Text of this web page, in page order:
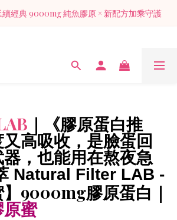
經典 9000mg 純魚膠原 × 新配方加乘守護
經典 9000mg 純魚膠原 × 新配方加乘守護
續經典 9000mg 純魚膠原 × 新配方加乘守護
｜《膠原蛋白推
高吸收，是臉蛋回
，也能用在熬夜急
Natural Filter LAB -
】9000mg膠原蛋白｜
蜜